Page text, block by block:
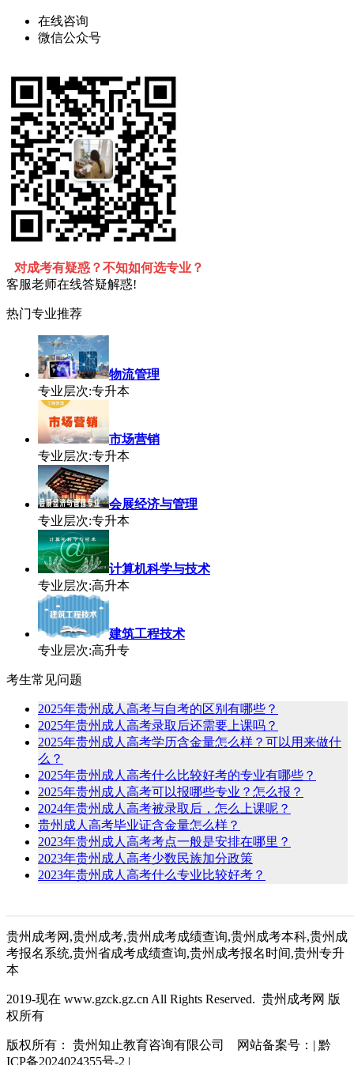
在线咨询
微信公众号
对成考有疑惑？不知如何选专业？
客服老师在线答疑解惑!
热门专业推荐
物流管理
专业层次:专升本
市场营销
专业层次:专升本
会展经济与管理
专业层次:专升本
计算机科学与技术
专业层次:高升本
建筑工程技术
专业层次:高升专
考生常见问题
2025年贵州成人高考与自考的区别有哪些？
2025年贵州成人高考录取后还需要上课吗？
2025年贵州成人高考学历含金量怎么样？可以用来做什
么？
2025年贵州成人高考什么比较好考的专业有哪些？
2025年贵州成人高考可以报哪些专业？怎么报？
2024年贵州成人高考被录取后，怎么上课呢？
贵州成人高考毕业证含金量怎么样？
2023年贵州成人高考考点一般是安排在哪里？
2023年贵州成人高考少数民族加分政策
2023年贵州成人高考什么专业比较好考？
贵州成考网,贵州成考,贵州成考成绩查询,贵州成考本科,贵州成
考报名系统,贵州省成考成绩查询,贵州成考报名时间,贵州专升
本
2019-现在 www.gzck.gz.cn All Rights Reserved. 贵州成考网 版
权所有
版权所有： 贵州知止教育咨询有限公司 网站备案号：| 黔
ICP备2024024355号-2 |